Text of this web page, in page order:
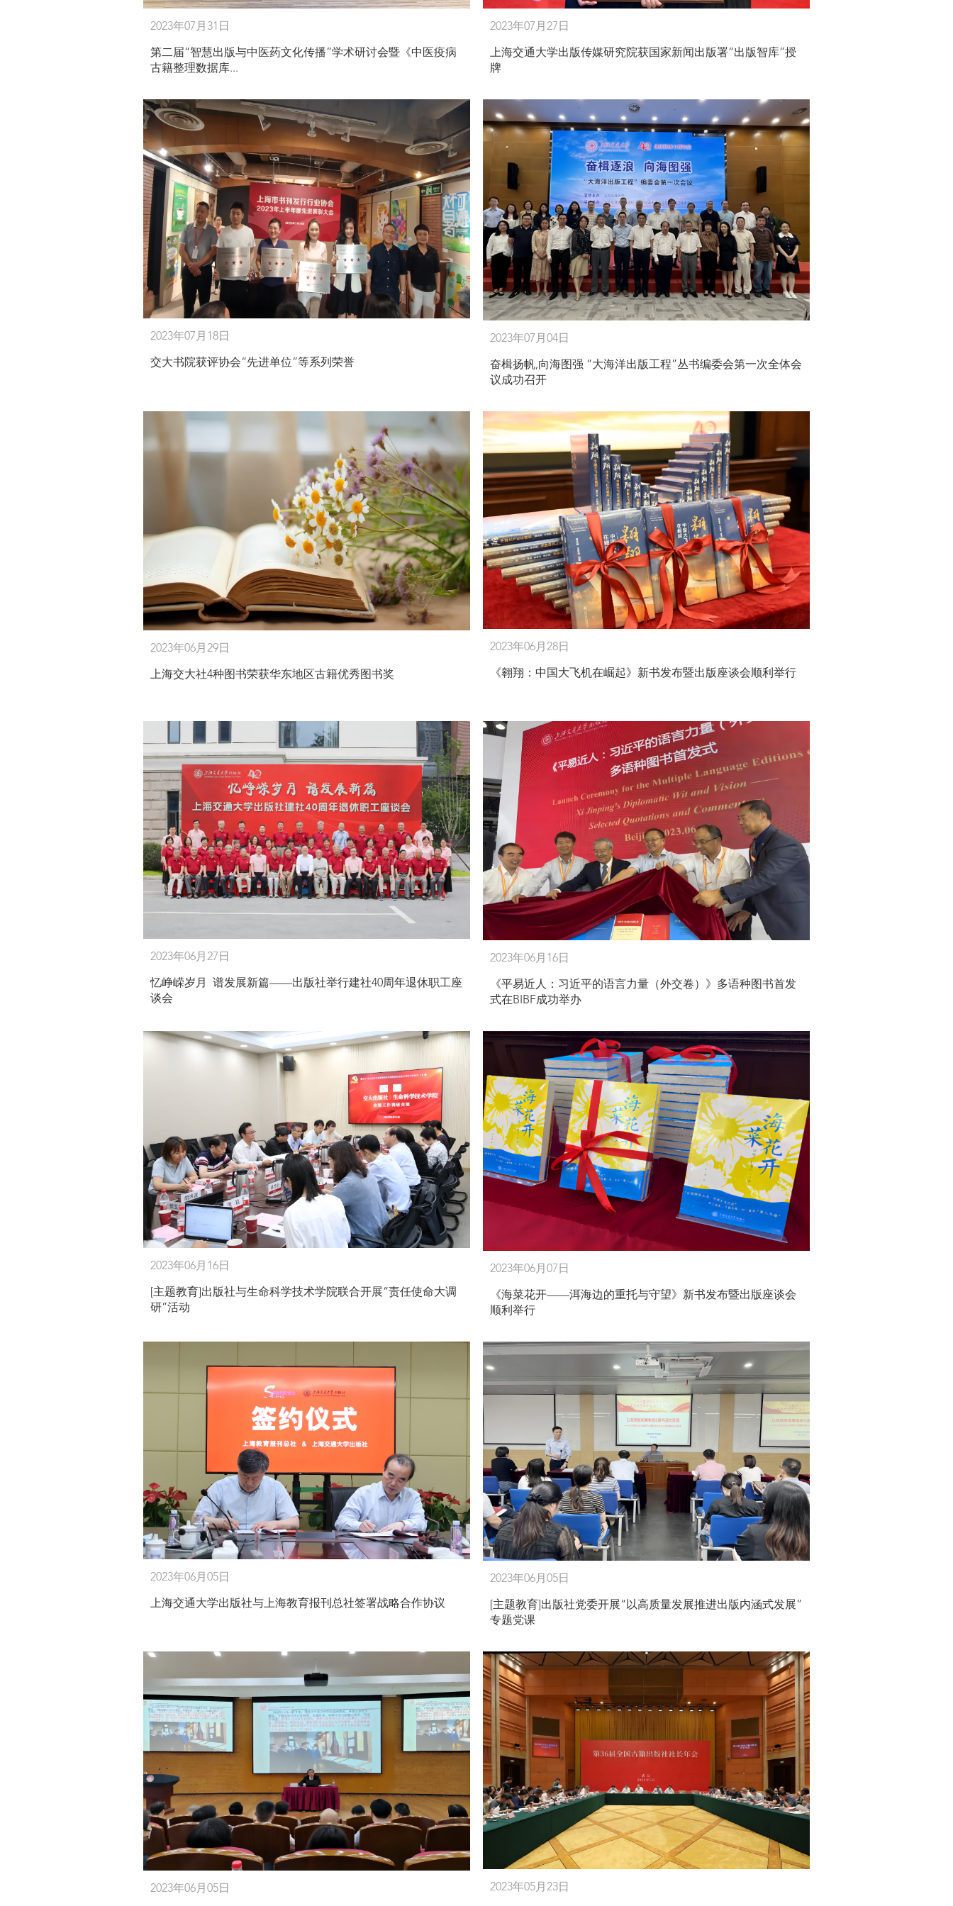
2023年07月31日
第二届“智慧出版与中医药文化传播”学术研讨会暨《中医疫病
古籍整理数据库...
2023年07月27日
上海交通大学出版传媒研究院获国家新闻出版署“出版智库”授
牌
2023年07月18日
交大书院获评协会“先进单位”等系列荣誉
2023年07月04日
奋楫扬帆,向海图强 “大海洋出版工程”丛书编委会第一次全体会
议成功召开
2023年06月29日
上海交大社4种图书荣获华东地区古籍优秀图书奖
2023年06月28日
《翱翔：中国大飞机在崛起》新书发布暨出版座谈会顺利举行
2023年06月27日
忆峥嵘岁月 谱发展新篇——出版社举行建社40周年退休职工座
谈会
2023年06月16日
《平易近人：习近平的语言力量（外交卷）》多语种图书首发
式在BIBF成功举办
2023年06月16日
[主题教育]出版社与生命科学技术学院联合开展“责任使命大调
研”活动
2023年06月07日
《海菜花开——洱海边的重托与守望》新书发布暨出版座谈会
顺利举行
2023年06月05日
上海交通大学出版社与上海教育报刊总社签署战略合作协议
2023年06月05日
[主题教育]出版社党委开展“以高质量发展推进出版内涵式发展”
专题党课
2023年06月05日 2023年05月23日